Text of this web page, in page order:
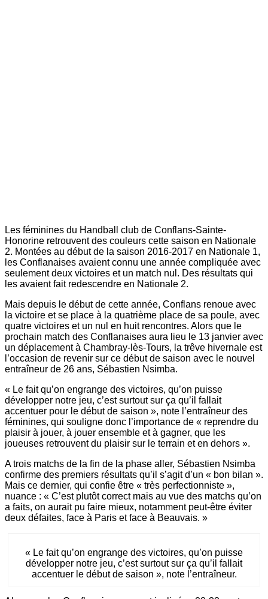
Les féminines du Handball club de Conflans-Sainte-
Honorine retrouvent des couleurs cette saison en Nationale
2. Montées au début de la saison 2016-2017 en Nationale 1,
les Conflanaises avaient connu une année compliquée avec
seulement deux victoires et un match nul. Des résultats qui
les avaient fait redescendre en Nationale 2.
Mais depuis le début de cette année, Conflans renoue avec
la victoire et se place à la quatrième place de sa poule, avec
quatre victoires et un nul en huit rencontres. Alors que le
prochain match des Conflanaises aura lieu le 13 janvier avec
un déplacement à Chambray-lès-Tours, la trêve hivernale est
l’occasion de revenir sur ce début de saison avec le nouvel
entraîneur de 26 ans, Sébastien Nsimba.
« Le fait qu’on engrange des victoires, qu’on puisse
développer notre jeu, c’est surtout sur ça qu’il fallait
accentuer pour le début de saison », note l’entraîneur des
féminines, qui souligne donc l’importance de « reprendre du
plaisir à jouer, à jouer ensemble et à gagner, que les
joueuses retrouvent du plaisir sur le terrain et en dehors ».
A trois matchs de la fin de la phase aller, Sébastien Nsimba
confirme des premiers résultats qu’il s’agit d’un « bon bilan ».
Mais ce dernier, qui confie être « très perfectionniste »,
nuance : « C’est plutôt correct mais au vue des matchs qu’on
a faits, on aurait pu faire mieux, notamment peut-être éviter
deux défaites, face à Paris et face à Beauvais. »
« Le fait qu’on engrange des victoires, qu’on puisse
développer notre jeu, c’est surtout sur ça qu’il fallait
accentuer le début de saison », note l’entraîneur.